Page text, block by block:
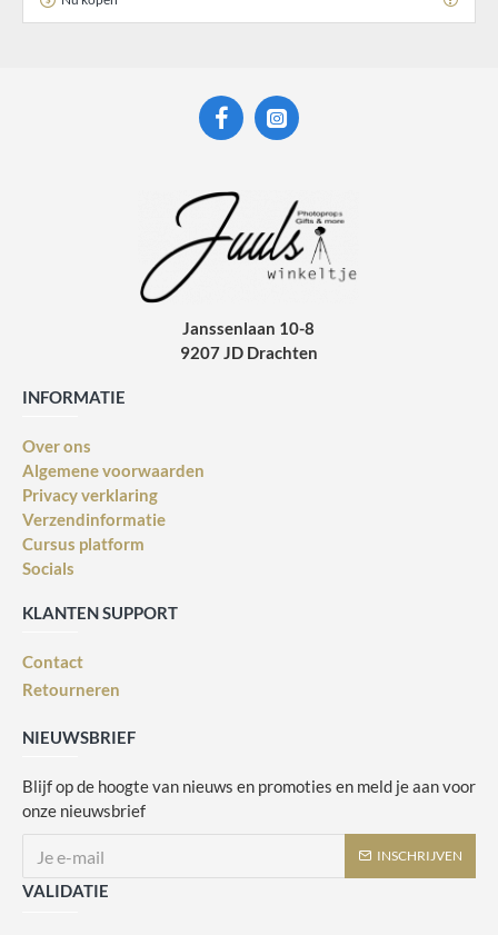
Janssenlaan 10-8
9207 JD Drachten
INFORMATIE
Over ons
Algemene voorwaarden
Privacy verklaring
Verzendinformatie
Cursus platform
Socials
KLANTEN SUPPORT
Contact
Retourneren
NIEUWSBRIEF
Blijf op de hoogte van nieuws en promoties en meld je aan voor
onze nieuwsbrief
INSCHRIJVEN
VALIDATIE